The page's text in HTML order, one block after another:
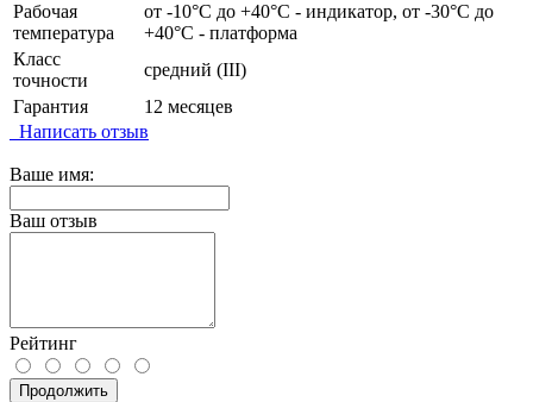
Рабочая
температура
от -10°C до +40°C - индикатор, от -30°C до
+40°C - платформа
Класс
точности
средний (III)
Гарантия
12 месяцев
Написать отзыв
Ваше имя:
Ваш отзыв
Рейтинг
Продолжить